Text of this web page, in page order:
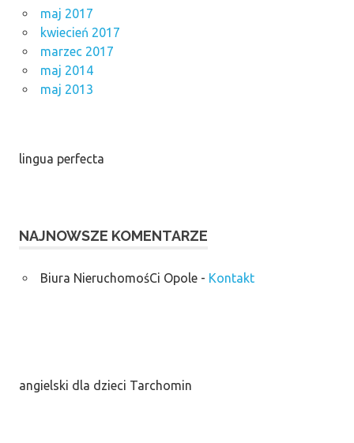
maj 2017
kwiecień 2017
marzec 2017
maj 2014
maj 2013
lingua perfecta
NAJNOWSZE KOMENTARZE
Biura NieruchomośCi Opole- Kontakt
angielski dla dzieci Tarchomin